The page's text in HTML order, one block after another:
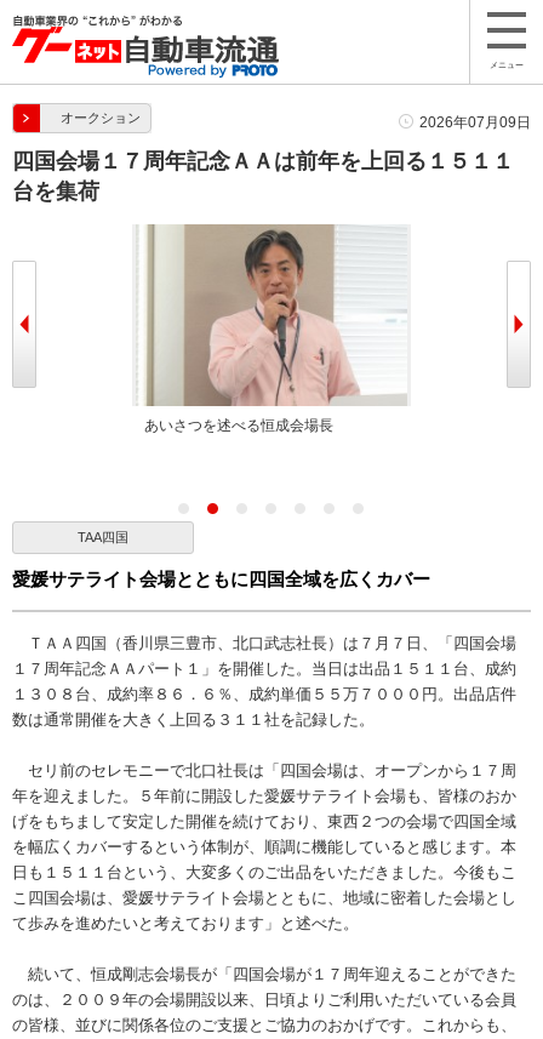
メニュー
オークション 2026年07月09日
四国会場１７周年記念ＡＡは前年を上回る１５１１
台を集荷
あいさつを述べる恒成会場長
TAA四国
愛媛サテライト会場とともに四国全域を広くカバー
ＴＡＡ四国（香川県三豊市、北口武志社長）は７月７日、「四国会場
１７周年記念ＡＡパート１」を開催した。当日は出品１５１１台、成約
１３０８台、成約率８６．６％、成約単価５５万７０００円。出品店件
数は通常開催を大きく上回る３１１社を記録した。
セリ前のセレモニーで北口社長は「四国会場は、オープンから１７周
年を迎えました。５年前に開設した愛媛サテライト会場も、皆様のおか
げをもちまして安定した開催を続けており、東西２つの会場で四国全域
を幅広くカバーするという体制が、順調に機能していると感じます。本
日も１５１１台という、大変多くのご出品をいただきました。今後もこ
こ四国会場は、愛媛サテライト会場とともに、地域に密着した会場とし
て歩みを進めたいと考えております」と述べた。
続いて、恒成剛志会場長が「四国会場が１７周年迎えることができた
のは、２００９年の会場開設以来、日頃よりご利用いただいている会員
の皆様、並びに関係各位のご支援とご協力のおかげです。これからも、